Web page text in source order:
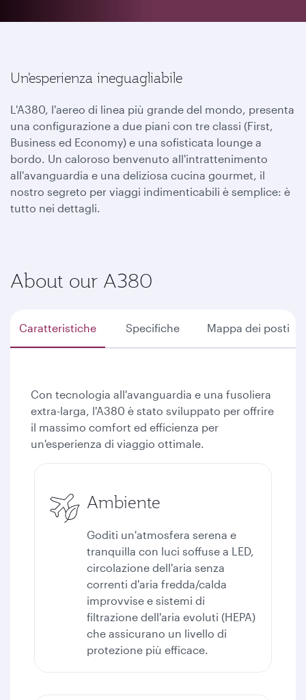
Un'esperienza ineguagliabile
L'A380, l'aereo di linea più grande del mondo, presenta
una configurazione a due piani con tre classi (First,
Business ed Economy) e una sofisticata lounge a
bordo. Un caloroso benvenuto all'intrattenimento
all'avanguardia e una deliziosa cucina gourmet, il
nostro segreto per viaggi indimenticabili è semplice: è
tutto nei dettagli.
About our A380
Caratteristiche Specifiche Mappa dei posti
Con tecnologia all'avanguardia e una fusoliera
extra-larga, l'A380 è stato sviluppato per offrire
il massimo comfort ed efficienza per
un'esperienza di viaggio ottimale.
Ambiente
Goditi un'atmosfera serena e
tranquilla con luci soffuse a LED,
circolazione dell'aria senza
correnti d'aria fredda/calda
improvvise e sistemi di
filtrazione dell'aria evoluti (HEPA)
che assicurano un livello di
protezione più efficace.